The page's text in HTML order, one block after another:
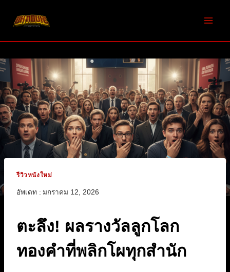
รีวิวหนังใหม่
อัพเดท : มกราคม 12, 2026
ตะลึง! ผลรางวัลลูกโลก
ทองคำที่พลิกโผทุกสำนัก